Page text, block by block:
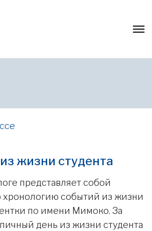
жизни студента
представляет собой
событий из жизни
по имени Мимоко. За
день из жизни студента